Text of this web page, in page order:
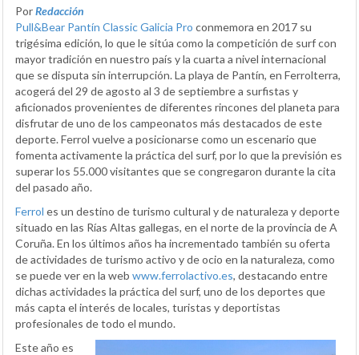
PorRedacción
Pull&Bear Pantín Classic Galicia Pro conmemora en 2017 su
trigésima edición, lo que le sitúa como la competición de surf con
mayor tradición en nuestro país y la cuarta a nivel internacional
que se disputa sin interrupción. La playa de Pantín, en Ferrolterra,
acogerá del 29 de agosto al 3 de septiembre a surfistas y
aficionados provenientes de diferentes rincones del planeta para
disfrutar de uno de los campeonatos más destacados de este
deporte. Ferrol vuelve a posicionarse como un escenario que
fomenta activamente la práctica del surf, por lo que la previsión es
superar los 55.000 visitantes que se congregaron durante la cita
del pasado año.
Ferrol es un destino de turismo cultural y de naturaleza y deporte
situado en las Rías Altas gallegas, en el norte de la provincia de A
Coruña. En los últimos años ha incrementado también su oferta
de actividades de turismo activo y de ocio en la naturaleza, como
se puede ver en la web www.ferrolactivo.es, destacando entre
dichas actividades la práctica del surf, uno de los deportes que
más capta el interés de locales, turistas y deportistas
profesionales de todo el mundo.
Este año es